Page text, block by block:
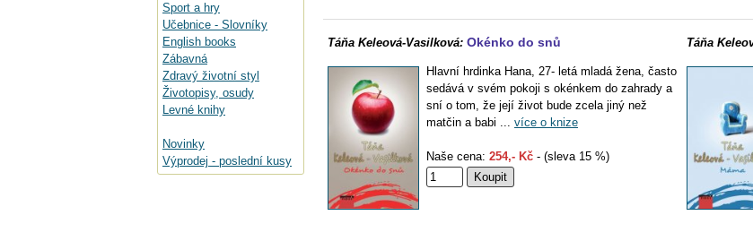
Sport a hry
Učebnice - Slovníky
English books
Zábavná
Zdravý životní styl
Životopisy, osudy
Levné knihy
Novinky
Výprodej - poslední kusy
Táňa Keleová-Vasilková: Okénko do snů
Hlavní hrdinka Hana, 27- letá mladá žena, často
sedává v svém pokoji s okénkem do zahrady a
sní o tom, že její život bude zcela jiný než
matčin a babi ... více o knize
Naše cena: 254,- Kč - (sleva 15 %)
Táňa